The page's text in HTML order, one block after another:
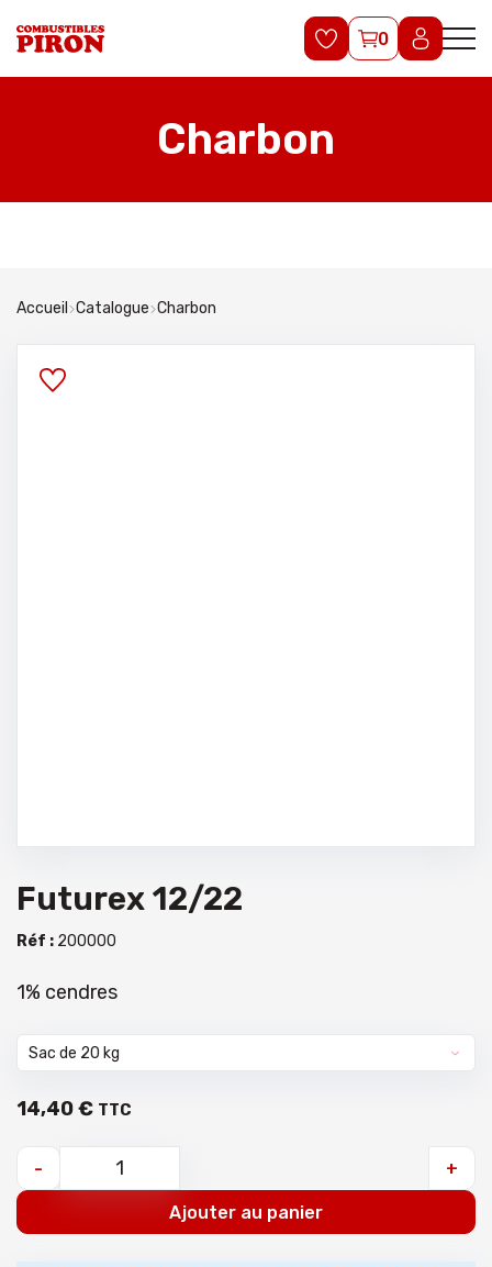
0
Charbon
Accueil Catalogue Charbon
Futurex 12/22
Réf : 200000
1% cendres
14,40€ TTC
- +
Ajouter au panier